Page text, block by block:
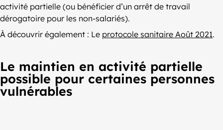
activité partielle (ou bénéficier d’un arrêt de travail
dérogatoire pour les non-salariés).
À découvrir également : Le protocole sanitaire Août 2021.
Le maintien en activité partielle
possible pour certaines personnes
vulnérables